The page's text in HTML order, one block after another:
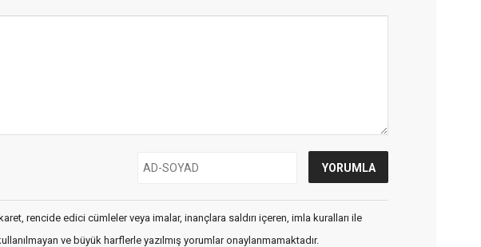
rencide edici cümleler veya imalar, inançlara saldırı içeren, imla kuralları ile
ve büyük harflerle yazılmış yorumlar onaylanmamaktadır.